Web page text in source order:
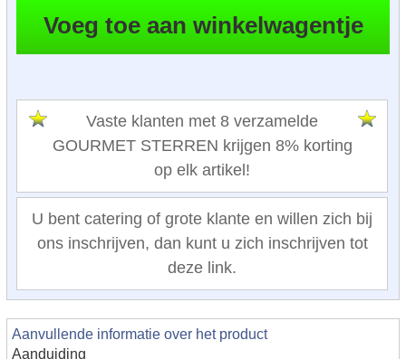
Vaste klanten met 8 verzamelde
GOURMET STERREN krijgen 8% korting
op elk artikel!
U bent catering of grote klante en willen zich bij
ons inschrijven, dan kunt u zich inschrijven tot
deze link.
Aanvullende informatie over het product
Aanduiding